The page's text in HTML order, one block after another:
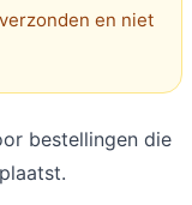
en niet
bestellingen die